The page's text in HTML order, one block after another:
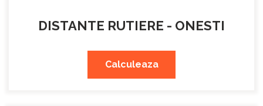
DISTANTE RUTIERE - ONESTI
Calculeaza